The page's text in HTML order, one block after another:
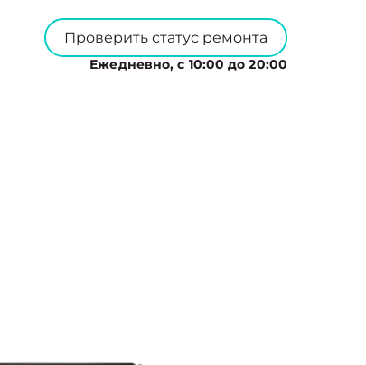
Проверить статус ремонта
Ежедневно, с 10:00 до 20:00